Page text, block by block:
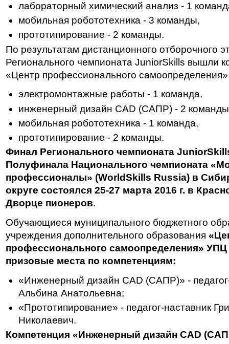
лабораторный химический анализ - 1
мобильная робототехника - 3 команды,
прототипирование - 2 команды.
По результатам дистанционного отборочного
Регионального чемпионата JuniorSkills
«Центр профессионального
электромонтажные работы - 1 команда,
инженерный дизайн CAD (САПР) - 2
мобильная робототехника - 1 команда,
прототипирование - 2 команды.
Финал Регионального чемпионата
Полуфинала Национального чемпионата
профессионалы» (WorldSkills Russia) в
округе состоялся 25-27 марта 2016 г. в
Дворце пионеров.
Обучающиеся муниципального бюджетного
учреждения дополнительного образования
профессионального самоопределения» УПЦ
призовые места по компетенциям:
«Инженерный дизайн CAD (САПР)» -
Альбина Анатольевна;
«Прототипирование» - педагог-наставник
Николаевич.
Компетенция «Инженерный дизайн CAD